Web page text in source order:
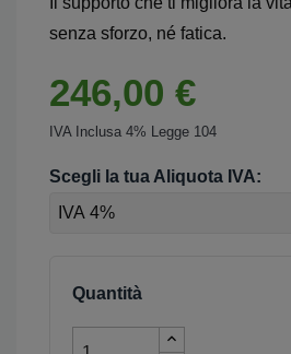
senza sforzo, né fatica.
246,00 €
IVA Inclusa 4% Legge 104
Scegli la tua Aliquota IVA:
Quantità